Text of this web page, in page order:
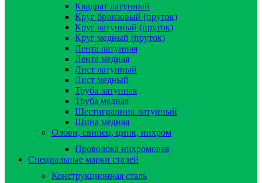
Квадрат латунный
Круг бронзовый (пруток)
Круг латунный (пруток)
Круг медный (пруток)
Лента латунная
Лента медная
Лист латунный
Лист медный
Труба латунная
Труба медная
Шестигранник латунный
Шина медная
Олови, свинец, цинк, нихром
Проволока нихромовая
Специальные марки сталей
Конструкционная сталь